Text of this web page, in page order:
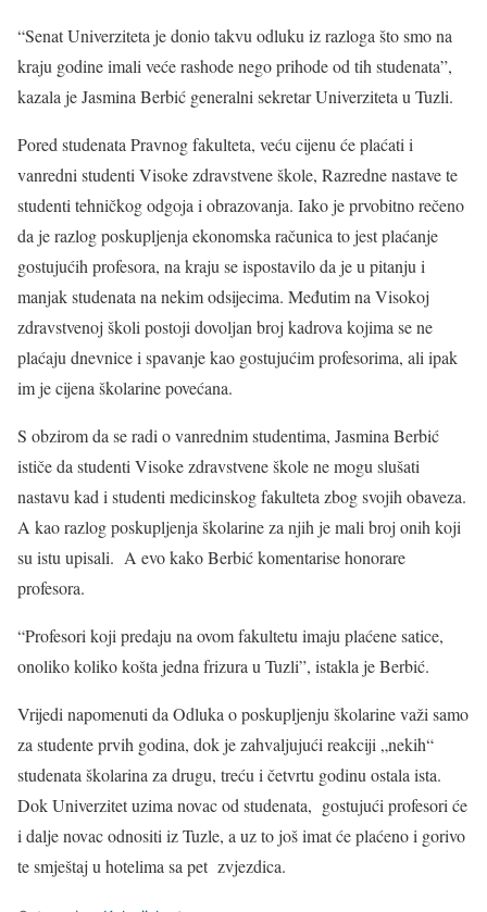
“Senat Univerziteta je donio takvu odluku iz razloga što smo na
kraju godine imali veće rashode nego prihode od tih studenata”,
kazala je Jasmina Berbić generalni sekretar Univerziteta u Tuzli.
Pored studenata Pravnog fakulteta, veću cijenu će plaćati i
vanredni studenti Visoke zdravstvene škole, Razredne nastave te
studenti tehničkog odgoja i obrazovanja. Iako je prvobitno rečeno
da je razlog poskupljenja ekonomska računica to jest plaćanje
gostujućih profesora, na kraju se ispostavilo da je u pitanju i
manjak studenata na nekim odsijecima. Međutim na Visokoj
zdravstvenoj školi postoji dovoljan broj kadrova kojima se ne
plaćaju dnevnice i spavanje kao gostujućim profesorima, ali ipak
im je cijena školarine povećana.
S obzirom da se radi o vanrednim studentima, Jasmina Berbić
ističe da studenti Visoke zdravstvene škole ne mogu slušati
nastavu kad i studenti medicinskog fakulteta zbog svojih obaveza.
A kao razlog poskupljenja školarine za njih je mali broj onih koji
su istu upisali. A evo kako Berbić komentarise honorare
profesora.
“Profesori koji predaju na ovom fakultetu imaju plaćene satice,
onoliko koliko košta jedna frizura u Tuzli”, istakla je Berbić.
Vrijedi napomenuti da Odluka o poskupljenju školarine važi samo
za studente prvih godina, dok je zahvaljujući reakciji „nekih“
studenata školarina za drugu, treću i četvrtu godinu ostala ista.
Dok Univerzitet uzima novac od studenata, gostujući profesori će
i dalje novac odnositi iz Tuzle, a uz to još imat će plaćeno i gorivo
te smještaj u hotelima sa pet zvjezdica.